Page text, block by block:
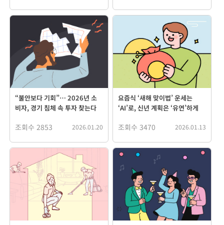
“불안보다 기회”… 2026년 소
비자, 경기 침체 속 투자 찾는다
조회수 2853 2026.01.20
요즘식 ‘새해 맞이법’ 운세는
‘AI’로, 신년 계획은 ‘유연’하게
조회수 3470 2026.01.13